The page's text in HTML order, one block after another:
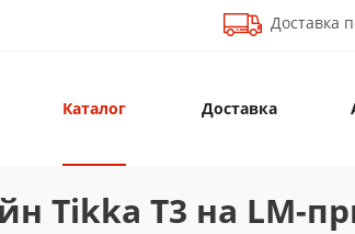
Доставка
Каталог Доставка
Tikka T3 на LM-